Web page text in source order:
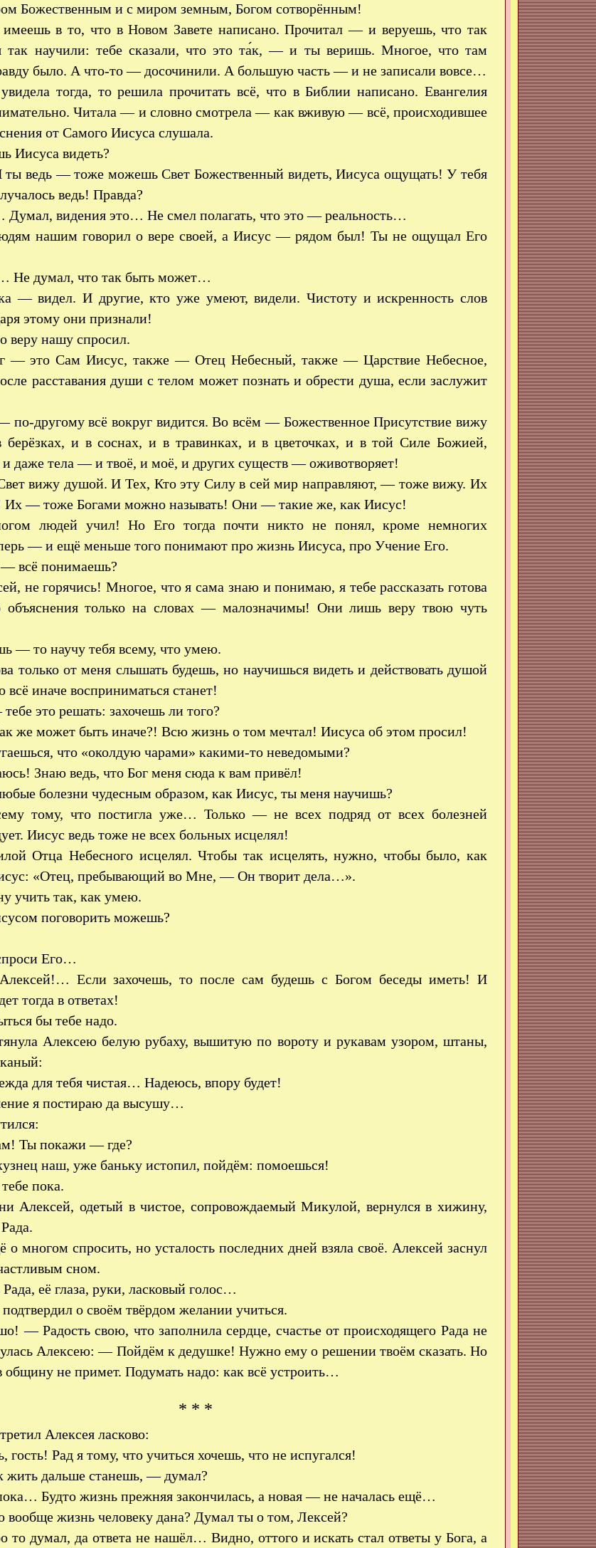
Божественным и с миром земным, Богом сотворённым!
в то, что в Новом Завете написано. Прочитал — и веруешь, что так
так научили: тебе сказали, что это та́к, — и ты веришь. Многое, что там
было. А что-то — досочинили. А большую часть — и не записали вовсе…
тогда, то решила прочитать всё, что в Библии написано. Евангелия
Читала — и словно смотрела — как вживую — всё, происходившее
от Самого Иисуса слушала.
видеть?
ведь — тоже можешь Свет Божественный видеть, Иисуса ощущать! У тебя
ведь! Правда?
видения это… Не смел полагать, что это — реальность…
нашим говорил о вере своей, а Иисус — рядом был! Ты не ощущал Его
Не думал, что так быть может…
— видел. И другие, кто уже умеют, видели. Чистоту и искренность слов
этому они признали!
веру нашу спросил.
— это Сам Иисус, также — Отец Небесный, также — Царствие Небесное,
расставания души с телом может познать и обрести душа, если заслужит
по-другому всё вокруг видится. Во всём — Божественное Присутствие вижу
и в соснах, и в травинках, и в цветочках, и в той Силе Божией,
и даже тела — и твоё, и моё, и других существ — оживотворяет!
вижу душой. И Тех, Кто эту Силу в сей мир направляют, — тоже вижу. Их
— тоже Богами можно называть! Они — такие же, как Иисус!
людей учил! Но Его тогда почти никто не понял, кроме немногих
— и ещё меньше того понимают про жизнь Иисуса, про Учение Его.
всё понимаешь?
не горячись! Многое, что я сама знаю и понимаю, я тебе рассказать готова
объяснения только на словах — малозначимы! Они лишь веру твою чуть
— то научу тебя всему, что умею.
только от меня слышать будешь, но научишься видеть и действовать душой
иначе восприниматься станет!
это решать: захочешь ли того?
же может быть иначе?! Всю жизнь о том мечтал! Иисуса об этом просил!
что «околдую чарами» какими-то неведомыми?
Знаю ведь, что Бог меня сюда к вам привёл!
болезни чудесным образом, как Иисус, ты меня научишь?
тому, что постигла уже… Только — не всех подряд от всех болезней
Иисус ведь тоже не всех больных исцелял!
Отца Небесного исцелял. Чтобы так исцелять, нужно, чтобы было, как
«Отец, пребывающий во Мне, — Он творит дела…».
учить так, как умею.
поговорить можешь?
Его…
Если захочешь, то после сам будешь с Богом беседы иметь! И
тогда в ответах!
бы тебе надо.
Алексею белую рубаху, вышитую по вороту и рукавам узором, штаны,
для тебя чистая… Надеюсь, впору будет!
я постираю да высушу…
Ты покажи — где?
наш, уже баньку истопил, пойдём: помоешься!
пока.
Алексей, одетый в чистое, сопровождаемый Микулой, вернулся в хижину,
о многом спросить, но усталость последних дней взяла своё. Алексей заснул
сном.
её глаза, руки, ласковый голос…
о своём твёрдом желании учиться.
— Радость свою, что заполнила сердце, счастье от происходящего Рада не
Алексею: — Пойдём к дедушке! Нужно ему о решении твоём сказать. Но
общину не примет. Подумать надо: как всё устроить…
* * *
Алексея ласково:
Рад я тому, что учиться хочешь, что не испугался!
жить дальше станешь, — думал?
Будто жизнь прежняя закончилась, а новая — не началась ещё…
жизнь человеку дана? Думал ты о том, Лексей?
думал, да ответа не нашёл… Видно, оттого и искать стал ответы у Бога, а